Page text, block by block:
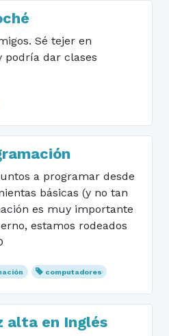
Sé tejer en
podría dar clases
a programar desde
básicas (y no tan
es muy importante
estamos rodeados
computadores
alta en Inglés